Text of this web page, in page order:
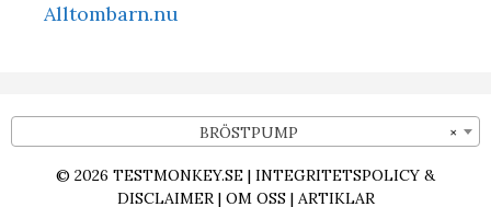
Alltombarn.nu
×
BRÖSTPUMP
© 2026 TESTMONKEY.SE | INTEGRITETSPOLICY &
DISCLAIMER| OM OSS| ARTIKLAR